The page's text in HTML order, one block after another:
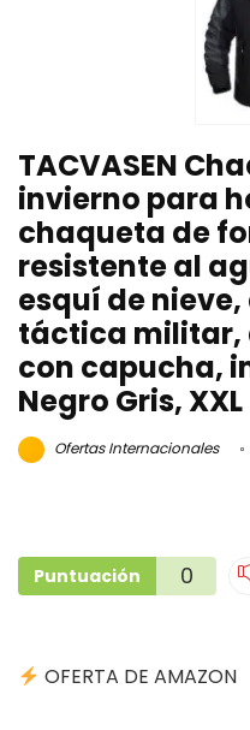
TACVASEN
invierno para
chaqueta de
resistente al
esquí de
táctica militar,
con capucha,
Negro Gris, XXL
Ofertas Internacionales
Puntuación 0
OFERTA DE AMAZON